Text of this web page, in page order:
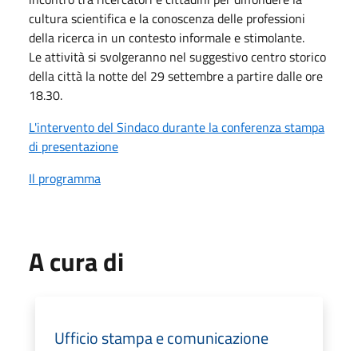
cultura scientifica e la conoscenza delle professioni
della ricerca in un contesto informale e stimolante.
Le attività si svolgeranno nel suggestivo centro storico
della città la notte del 29 settembre a partire dalle ore
18.30.
L'intervento del Sindaco durante la conferenza stampa
di presentazione
Il programma
A cura di
Ufficio stampa e comunicazione